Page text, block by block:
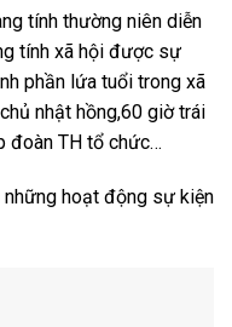
tính thường niên diễn
tính xã hội được sự
phần lứa tuổi trong xã
nhật hồng,60 giờ trái
đoàn TH tổ chức…
hoạt động sự kiện